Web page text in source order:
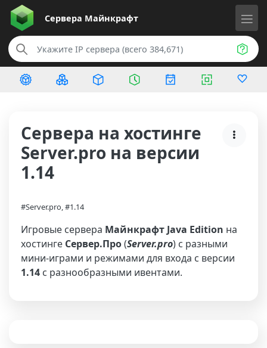
Сервера Майнкрафт
Сервера на хостинге
Server.pro на версии
1.14
#Server.pro, #1.14
Игровые сервера Майнкрафт Java Edition на
хостинге Сервер.Про(Server.pro) с разными
мини-играми и режимами для входа с версии
1.14 с разнообразными ивентами.